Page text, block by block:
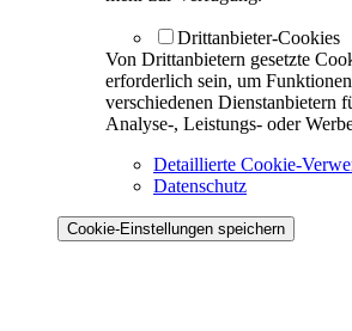
Drittanbieter-Cookies
Von Drittanbietern gesetzte
erforderlich sein, um
verschiedenen Dienstanbietern
Analyse-, Leistungs- oder
Detaillierte Cookie-
Datenschutz
Cookie-Einstellungen speichern